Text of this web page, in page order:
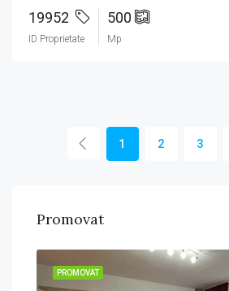
19952
ID Proprietate
500
Mp
1 2 3
Promovat
PROMOVAT